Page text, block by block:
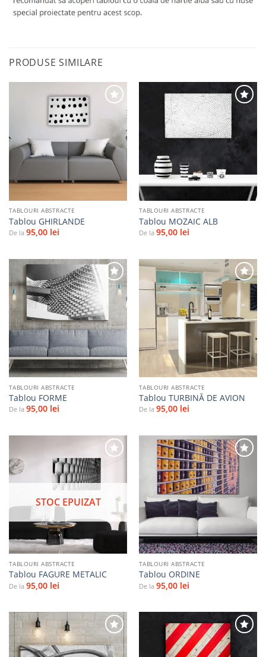
PRODUSE SIMILARE
la
favorite
TABLOURI ABSTRACTE
Tablou GHIRLANDE
De la 95,00 lei
Adaugă
la
favorite
TABLOURI ABSTRACTE
Tablou MOZAIC ALB
De la 95,00 lei
Adaugă
la
favorite
TABLOURI ABSTRACTE
Tablou FORME
De la 95,00 lei
Adaugă
la
TABLOURI ABSTRACTE
Tablou TURBINĂ DE AVION
De la 95,00 lei
Adaugă
favorite
STOC EPUIZAT
TABLOURI ABSTRACTE
Tablou FAGURE METALIC
De la 95,00 lei
Adaugă
la
favorite
TABLOURI ABSTRACTE
Tablou ORDINE
De la 95,00 lei